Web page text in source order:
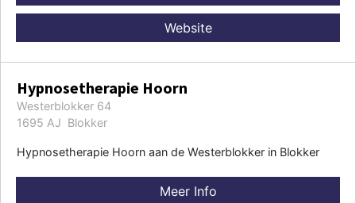
Website
Hypnosetherapie Hoorn
Westerblokker 64
1695 AJ Blokker
Hypnosetherapie Hoorn aan de Westerblokker in Blokker
Meer Info